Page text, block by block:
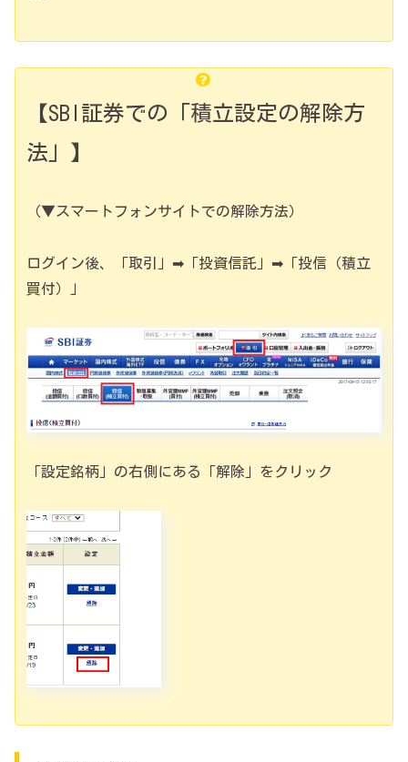
【SBI証券での「積立設定の解除方
法」】
（▼スマートフォンサイトでの解除方法）
ログイン後、「取引」➡「投資信託」➡「投信（積立
買付）」
「設定銘柄」の右側にある「解除」をクリック